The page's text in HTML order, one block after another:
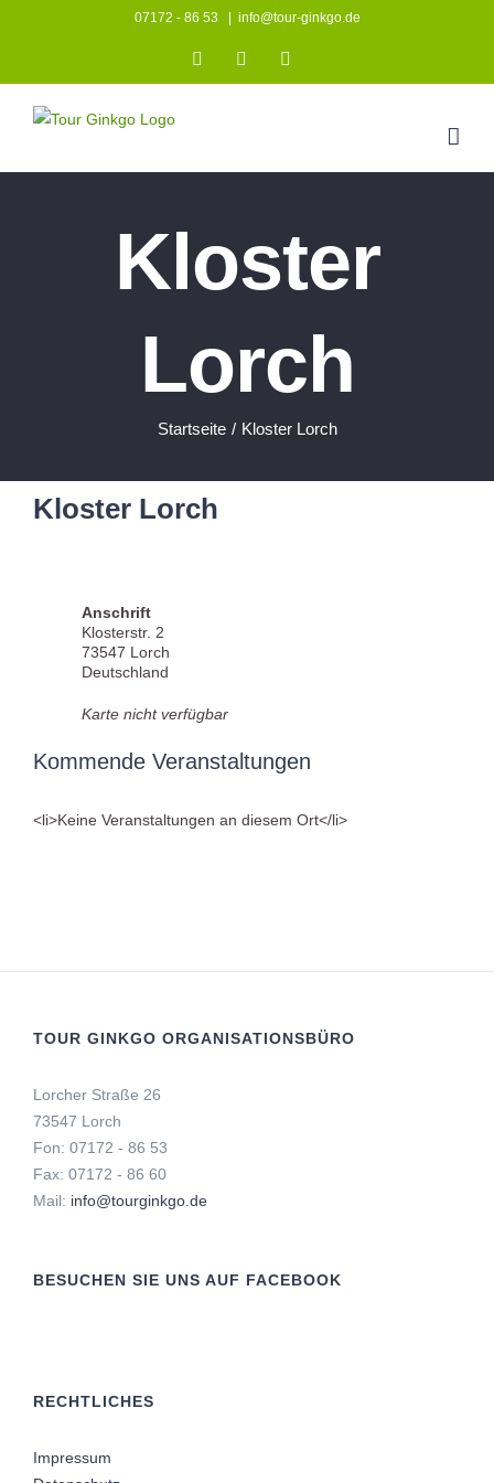
07172 - 86 53 info@tour-ginkgo.de
InstagramFacebook
Kloster
Lorch
Startseite / Kloster Lorch
Kloster Lorch
Anschrift
Klosterstr. 2
73547 Lorch
Deutschland
Karte nicht verfügbar
Kommende Veranstaltungen
<li>Keine Veranstaltungen an diesem Ort</li>
TOUR GINKGO ORGANISATIONSBÜRO
Lorcher Straße 26
73547 Lorch
Fon: 07172 - 86 53
Fax: 07172 - 86 60
Mail: info@tourginkgo.de
BESUCHEN SIE UNS AUF FACEBOOK
RECHTLICHES
Impressum